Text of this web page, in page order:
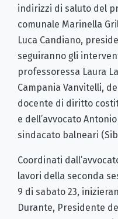
indirizzi di saluto del
comunale Marinella
Luca Candiano,
seguiranno gli
professoressa Laura
Campania Vanvitelli,
docente di diritto
e dell’avvocato
sindacato balneari
Coordinati
lavori della seconda
9 di sabato 23,
Durante, Presidente